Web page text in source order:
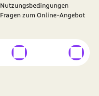
Nutzungsbedingungen
Fragen zum Online-Angebot
auf
externer Link